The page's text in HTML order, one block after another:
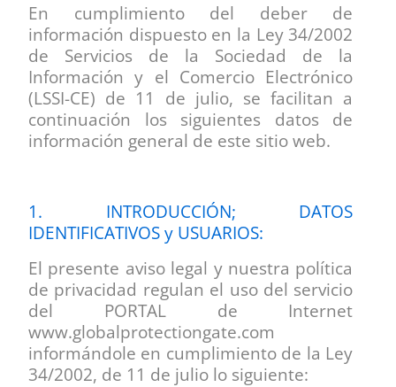
En cumplimiento del deber de
información dispuesto en la Ley 34/2002
de Servicios de la Sociedad de la
Información y el Comercio Electrónico
(LSSI-CE) de 11 de julio, se facilitan a
continuación los siguientes datos de
información general de este sitio web.
1. INTRODUCCIÓN; DATOS
IDENTIFICATIVOS y USUARIOS:
El presente aviso legal y nuestra política
de privacidad regulan el uso del servicio
del PORTAL de Internet
www.globalprotectiongate.com
informándole en cumplimiento de la Ley
34/2002, de 11 de julio lo siguiente: